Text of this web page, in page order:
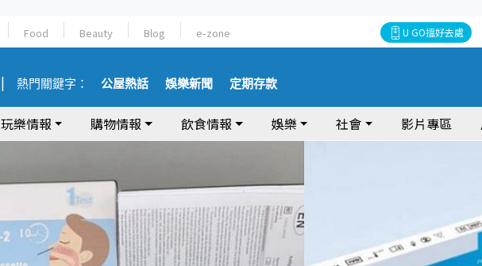
Food Beauty Blog e-zone U GO搵好去處
熱門關鍵字： 公屋熱話 娛樂新聞 定期存款
玩樂情報 購物情報 飲食情報 娛樂 社會 影片專區